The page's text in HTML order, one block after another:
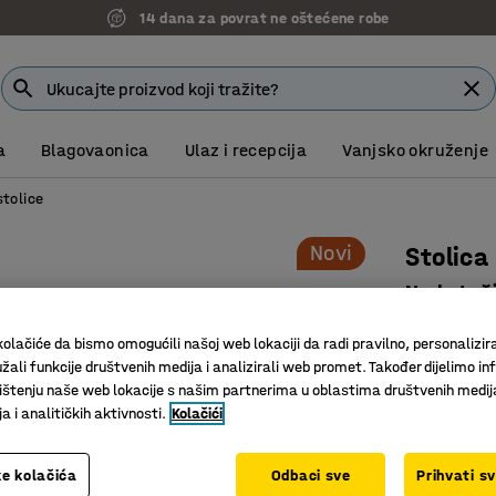
14 dana za povrat ne oštećene robe
Blagovaonica Ulaz i recepcija Vanjsko okruženje
Novi Stolica
Na
Udoban
Postolje
da bismo omogućili našoj web lokaciji da radi pravilno,
funkcije društvenih medija i analizirali web promet. Također dijelimo
naše web lokacije s našim partnerima u oblastima društvenih
i analitičkih aktivnosti. Kolačići
kolačića Odbaci sve Prihvati